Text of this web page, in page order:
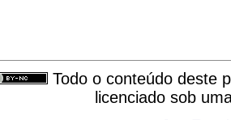
Todo o conteúdo deste
licenciado sob